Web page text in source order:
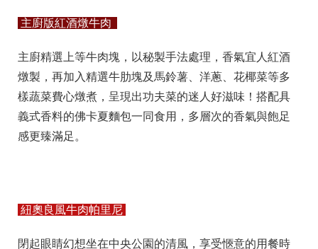
主廚版紅酒燉牛肉
主廚精選上等牛肉塊，以秘製手法處理，香氣宜人紅酒
燉製，再加入精選牛肋塊及馬鈴薯、洋蔥、花椰菜等多
樣蔬菜費心燉煮，呈現出功夫菜的迷人好滋味！搭配具
義式香料的佛卡夏麵包一同食用，多層次的香氣與飽足
感更臻滿足。
紐奧良風牛肉帕里尼
閉起眼睛幻想坐在中央公園的清風，享受愜意的用餐時